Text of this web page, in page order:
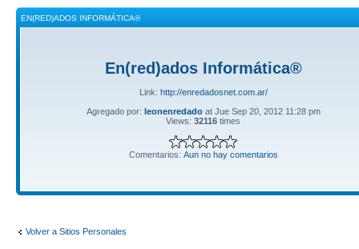
EN(RED)ADOS INFORMÁTICA®
En(red)ados Informática®
Link: http://enredadosnet.com.ar/
Agregado por: leonenredadoat Jue Sep 20, 2012 11:28 pm
Views:32116 times
Comentarios: Aun no hay comentarios
Volver a Sitios Personales